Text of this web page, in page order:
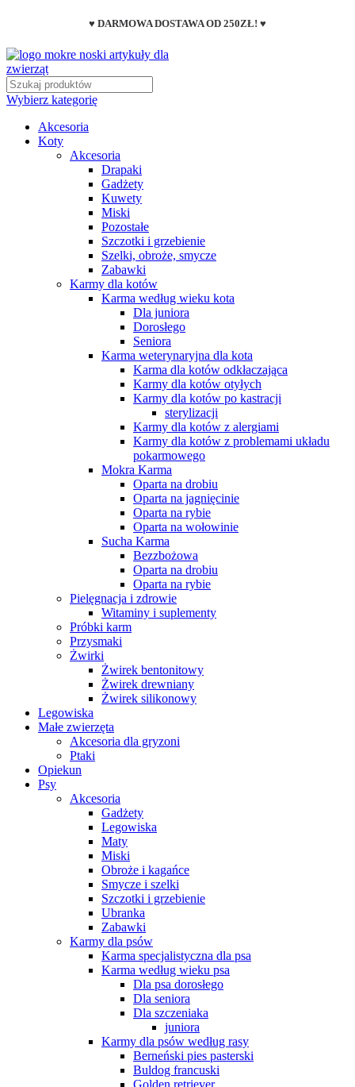
♥ DARMOWA DOSTAWA OD 250ZŁ! ♥
Wybierz kategorię
Akcesoria
Koty
Akcesoria
Drapaki
Gadżety
Kuwety
Miski
Pozostałe
Szczotki i grzebienie
Szelki, obroże, smycze
Zabawki
Karmy dla kotów
Karma według wieku kota
Dla juniora
Dorosłego
Seniora
Karma weterynaryjna dla kota
Karma dla kotów odkłaczająca
Karmy dla kotów otyłych
Karmy dla kotów po kastracji
sterylizacji
Karmy dla kotów z alergiami
Karmy dla kotów z problemami układu
pokarmowego
Mokra Karma
Oparta na drobiu
Oparta na jagnięcinie
Oparta na rybie
Oparta na wołowinie
Sucha Karma
Bezzbożowa
Oparta na drobiu
Oparta na rybie
Pielęgnacja i zdrowie
Witaminy i suplementy
Próbki karm
Przysmaki
Żwirki
Żwirek bentonitowy
Żwirek drewniany
Żwirek silikonowy
Legowiska
Małe zwierzęta
Akcesoria dla gryzoni
Ptaki
Opiekun
Psy
Akcesoria
Gadżety
Legowiska
Maty
Miski
Obroże i kagańce
Smycze i szelki
Szczotki i grzebienie
Ubranka
Zabawki
Karmy dla psów
Karma specjalistyczna dla psa
Karma według wieku psa
Dla psa dorosłego
Dla seniora
Dla szczeniaka
juniora
Karmy dla psów według rasy
Berneński pies pasterski
Buldog francuski